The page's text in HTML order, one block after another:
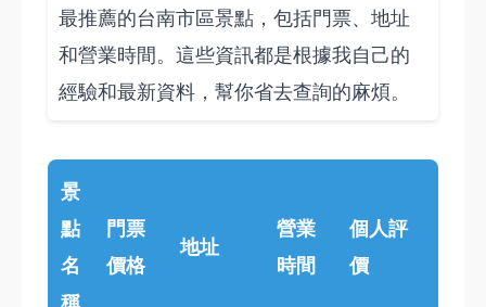
最推薦的台南市區景點，包括門票、地址
和營業時間。這些資訊都是根據我自己的
經驗和最新資料，幫你省去查詢的麻煩。
景
點
名
門票
價格
地址
營業
時間
個人評
價